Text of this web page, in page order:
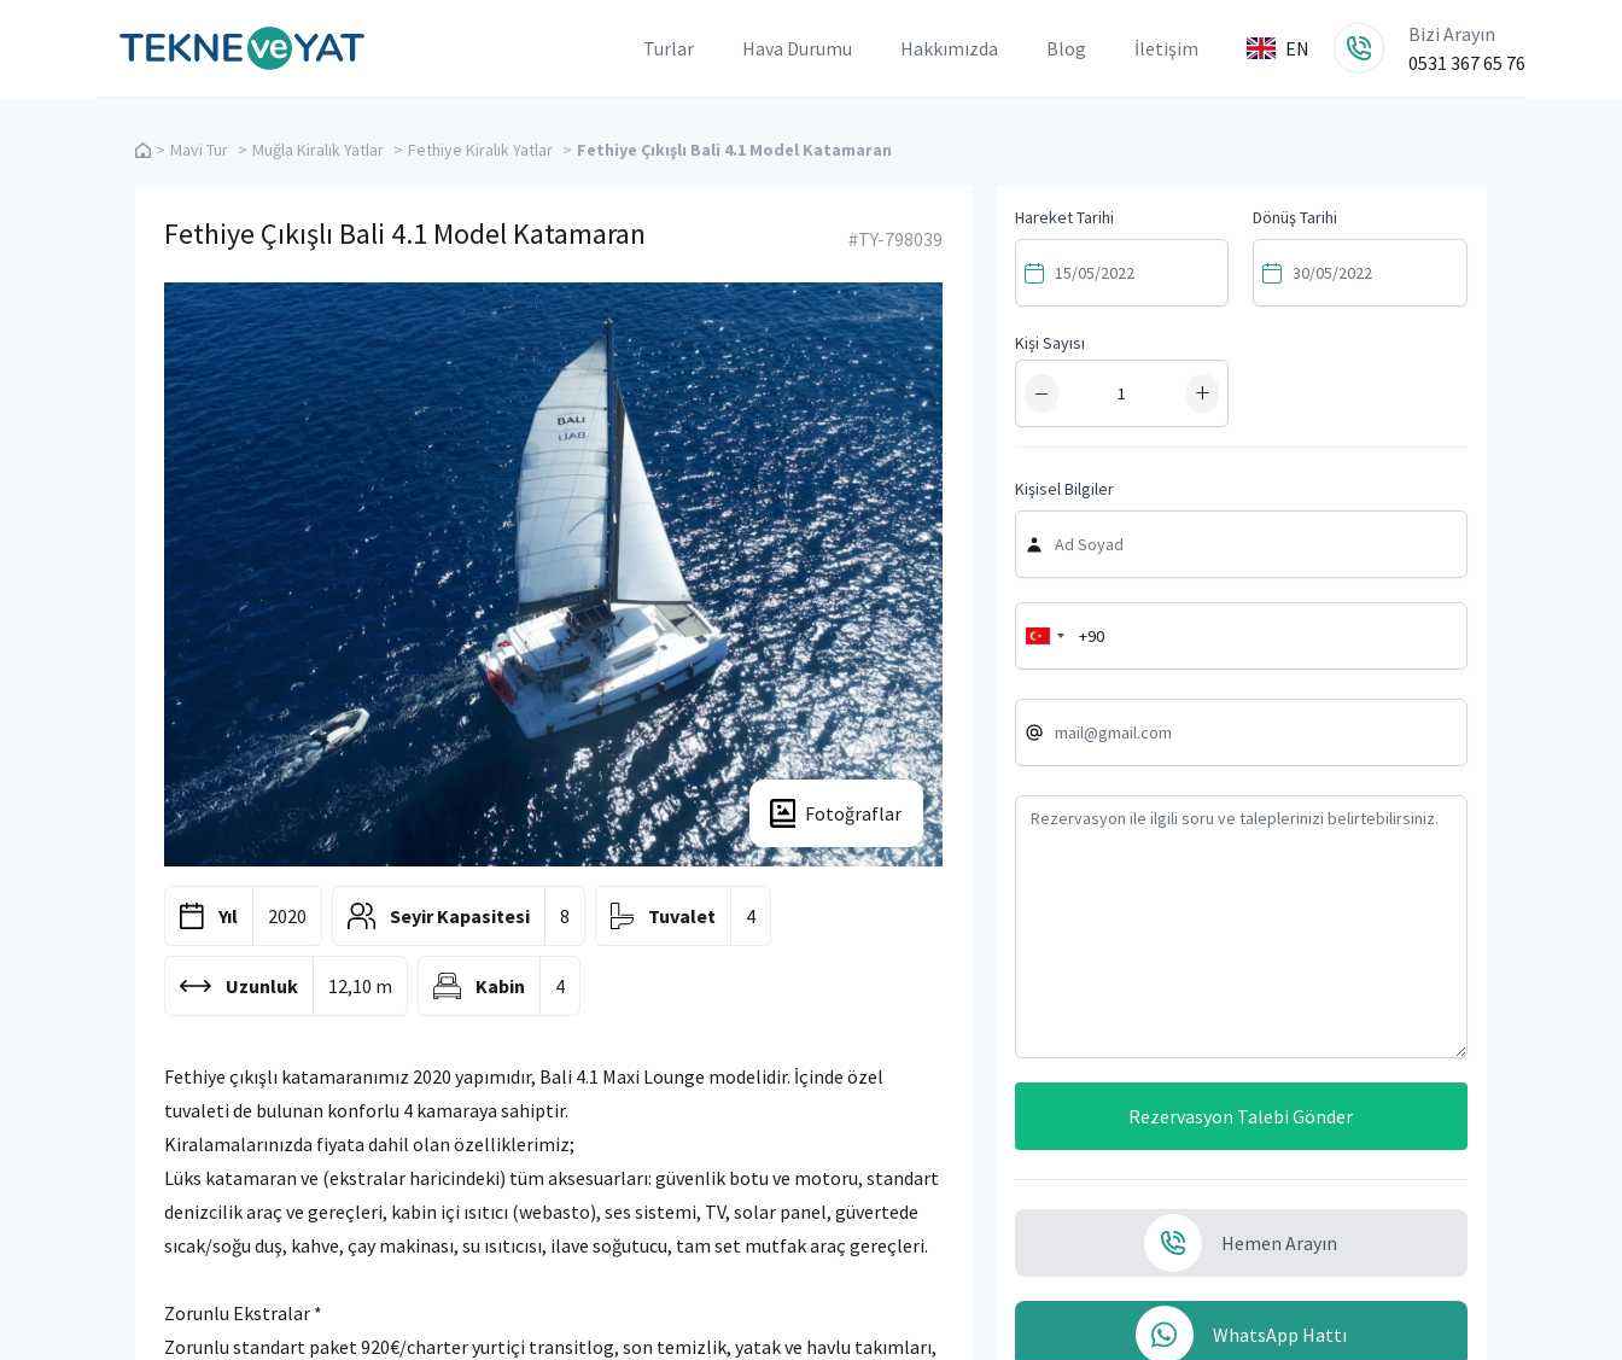
Tekne ve Yat Turlar Hava Durumu Hakkımızda Blog İletişim EN
Bizi Arayın
0531 367 65 76
> Mavi Tur > Muğla Kiralık Yatlar > Fethiye Kiralık Yatlar > Fethiye Çıkışlı Bali 4.1 Model Katamaran
Fethiye Çıkışlı Bali 4.1 Model Katamaran #TY-798039
Fotoğraflar
Yıl 2020 Seyir Kapasitesi 8 Tuvalet 4
Uzunluk 12,10 m Kabin 4
Fethiye çıkışlı katamaranımız 2020 yapımıdır, Bali 4.1 Maxi Lounge modelidir. İçinde özel
tuvaleti de bulunan konforlu 4 kamaraya sahiptir.
Kiralamalarınızda fiyata dahil olan özelliklerimiz;
Lüks katamaran ve (ekstralar haricindeki) tüm aksesuarları: güvenlik botu ve motoru, standart
denizcilik araç ve gereçleri, kabin içi ısıtıcı (webasto), ses sistemi, TV, solar panel, güvertede
sıcak/soğu duş, kahve, çay makinası, su ısıtıcısı, ilave soğutucu, tam set mutfak araç gereçleri.
Zorunlu Ekstralar *
Zorunlu standart paket 920€/charter yurtiçi transitlog, son temizlik, yatak ve havlu takımları,
Hareket Tarihi Dönüş Tarihi
Kişi Sayısı
− +
Kişisel Bilgiler
Rezervasyon Talebi Gönder
Hemen Arayın
WhatsApp Hattı